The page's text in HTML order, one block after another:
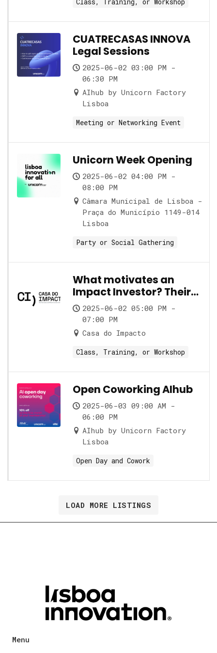
CUATRECASAS INNOVA
Legal Sessions
2025-06-02 03:00 PM -
06:30 PM
AIhub by Unicorn Factory
Lisboa
Meeting or Networking Event
Unicorn Week Opening
2025-06-02 04:00 PM -
08:00 PM
Câmara Municipal de Lisboa -
Praça do Município 1149-014
Lisboa
Party or Social Gathering
What motivates an
Impact Investor? Their
role and its nuances
2025-06-02 05:00 PM -
07:00 PM
Casa do Impacto
Class, Training, or Workshop
Open Coworking AIhub
2025-06-03 09:00 AM -
06:00 PM
AIhub by Unicorn Factory
Lisboa
Open Day and Cowork
LOAD MORE LISTINGS
Menu